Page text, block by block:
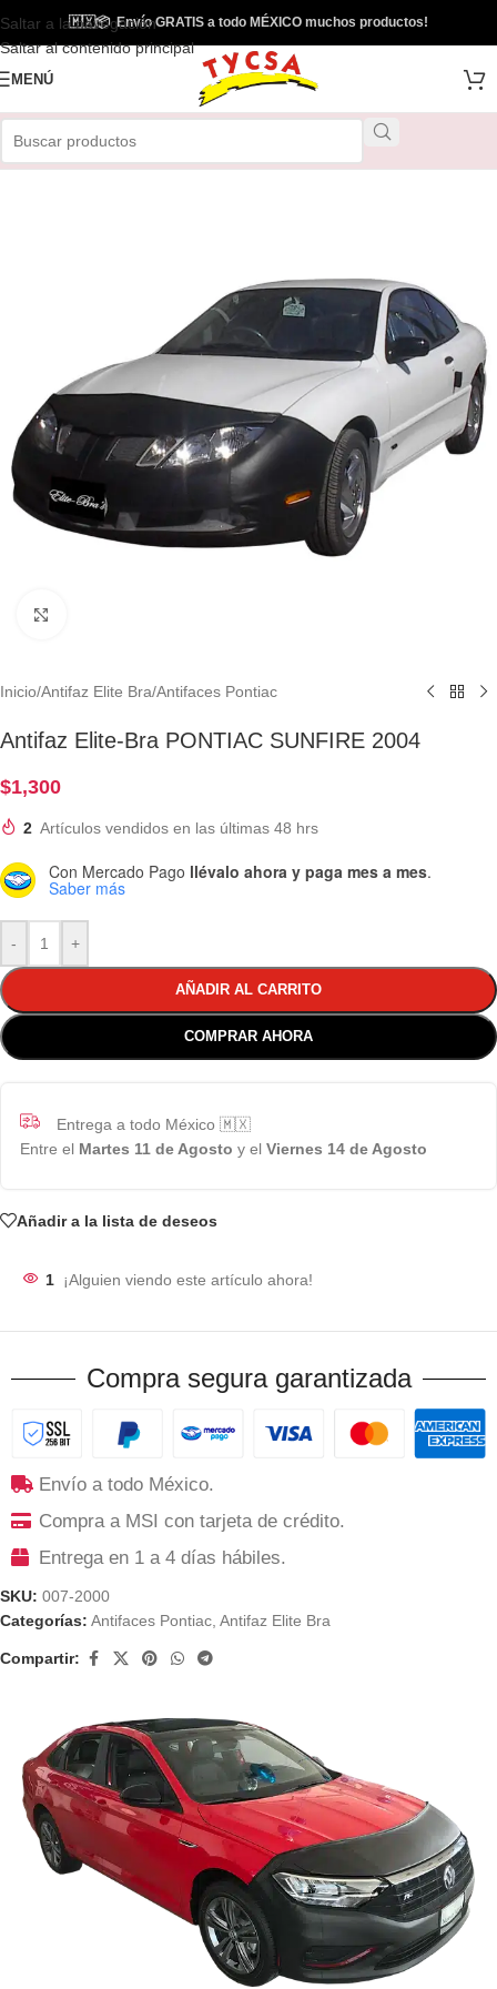
Saltar a la navegación
Saltar al contenido principal
🇲🇽📦Envío GRATIS a todo MÉXICO muchos productos!
MENÚ
Inicio/Antifaz Elite Bra/Antifaces Pontiac
Antifaz Elite-Bra PONTIAC SUNFIRE 2004
$1,300
2 Artículos vendidos en las últimas 48 hrs
Con Mercado Pago llévalo ahora y paga mes a mes.
Saber más
- +
AÑADIR AL CARRITO
COMPRAR AHORA
Entrega a todo México 🇲🇽
Entre el Martes 11 de Agosto y el Viernes 14 de Agosto
Añadir a la lista de deseos
1 ¡Alguien viendo este artículo ahora!
Compra segura garantizada
Envío a todo México.
Compra a MSI con tarjeta de crédito.
Entrega en 1 a 4 días hábiles.
SKU: 007-2000
Categorías: Antifaces Pontiac Antifaz Elite Bra
Compartir: